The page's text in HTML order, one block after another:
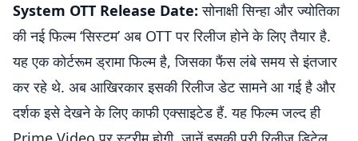
System OTT Release Date:सोनाक्षी सिन्हा और ज्योतिका
की नई फिल्म ‘सिस्टम’ अब OTT पर रिलीज होने के लिए तैयार है.
यह एक कोर्टरूम ड्रामा फिल्म है, जिसका फैंस लंबे समय से इंतजार
कर रहे थे. अब आखिरकार इसकी रिलीज डेट सामने आ गई है और
दर्शक इसे देखने के लिए काफी एक्साइटेड हैं. यह फिल्म जल्द ही